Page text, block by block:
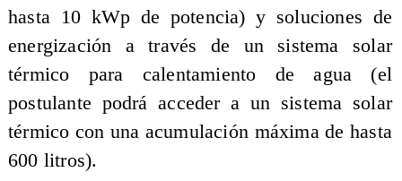
hasta 10 kWp de potencia) y soluciones de
energización a través de un sistema solar
térmico para calentamiento de agua (el
postulante podrá acceder a un sistema solar
térmico con una acumulación máxima de hasta
600 litros).